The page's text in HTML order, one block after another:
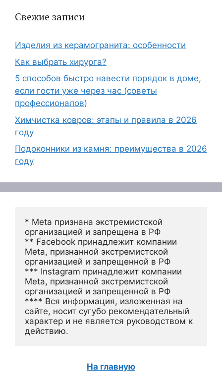
Свежие записи
Изделия из керамогранита: особенности
Как выбрать хирурга?
5 способов быстро навести порядок в доме,
если гости уже через час (советы
профессионалов)
Химчистка ковров: этапы и правила в 2026
году
Подоконники из камня: преимущества в 2026
году
* Meta признана экстремистской
организацией и запрещена в РФ
** Facebook принадлежит компании
Meta, признанной экстремистской
организацией и запрещенной в РФ
*** Instagram принадлежит компании
Meta, признанной экстремистской
организацией и запрещенной в РФ
**** Вся информация, изложенная на
сайте, носит сугубо рекомендательный
характер и не является руководством к
действию.
На главную